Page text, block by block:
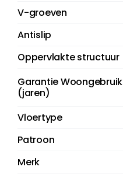
V-groeven
Antislip
Oppervlakte structuur
Garantie Woongebruik
(jaren)
Vloertype
Patroon
Merk